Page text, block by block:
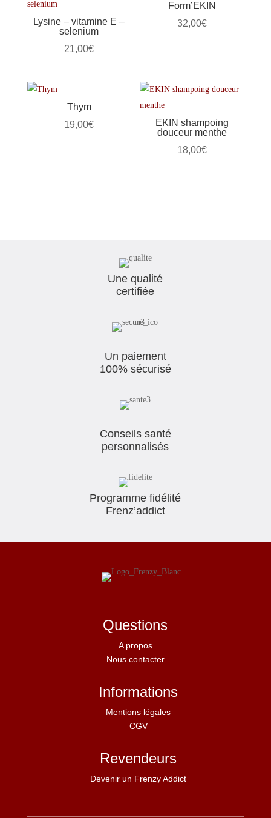
Lysine – vitamine E –
selenium
21,00€
Form’EKIN
32,00€
Thym
19,00€
EKIN shampoing
douceur menthe
18,00€
Une qualité
certifiée
Un paiement
100% sécurisé
Conseils santé
personnalisés
Programme fidélité
Frenz’addict
Questions
A propos
Nous contacter
Informations
Mentions légales
CGV
Revendeurs
Devenir un Frenzy Addict